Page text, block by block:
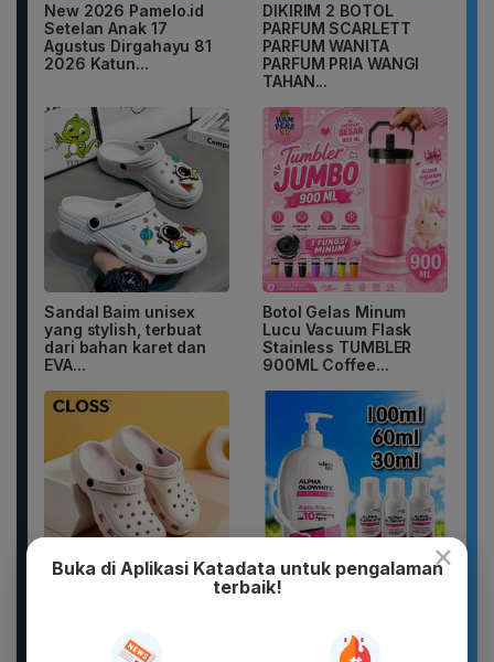
New 2026 Pamelo.id
Setelan Anak 17
Agustus Dirgahayu 81
2026 Katun...
DIKIRIM 2 BOTOL
PARFUM SCARLETT
PARFUM WANITA
PARFUM PRIA WANGI
TAHAN...
Sandal Baim unisex
yang stylish, terbuat
dari bahan karet dan
EVA...
Botol Gelas Minum
Lucu Vacuum Flask
Stainless TUMBLER
900ML Coffee...
WHITE INC Alpha Glow
Whitening &
Moisturizing |...
×
Buka di Aplikasi Katadata untuk pengalaman
terbaik!